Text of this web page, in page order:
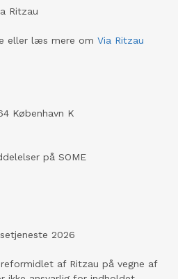
Ritzau
eller læs mere om Via Ritzau
København K
på SOME
2026
af Ritzau på vegne af